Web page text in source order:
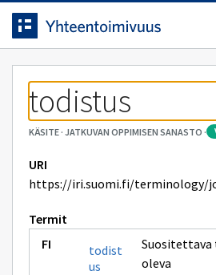
Siirrytty
sivulle
Siirry suoraan sisältöön.
todistus
KÄSITE· JATKUVAN OPPIMISEN SANASTO ·
URI
https://iri.suomi.fi/terminology/
Termit
todist
us
oleva